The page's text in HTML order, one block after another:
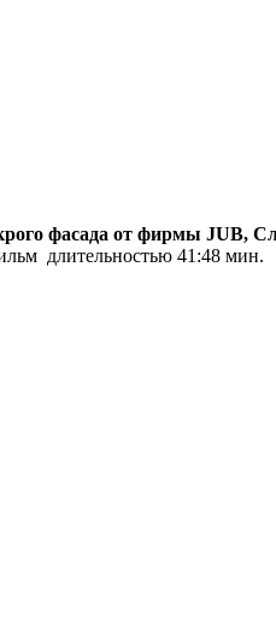
фасада от фирмы JUB,
длительностью 41:48 мин.